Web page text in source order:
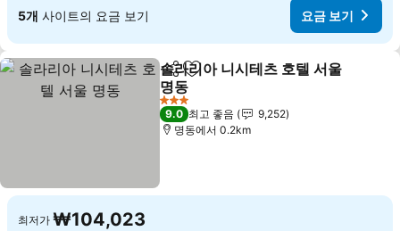
5개 사이트의 요금 보기 요금 보기
공유 즐겨찾기에 추가
솔라리아 니시테츠 호텔 서울
명동
요금 보기
3 성급
9.0 최고 좋음
9,252
명동에서 0.2km
최저가 ₩104,023